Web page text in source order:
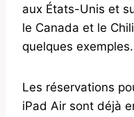
aux États-Unis et
le Canada et le
quelques exemples.
Les réservations
iPad Air sont déjà